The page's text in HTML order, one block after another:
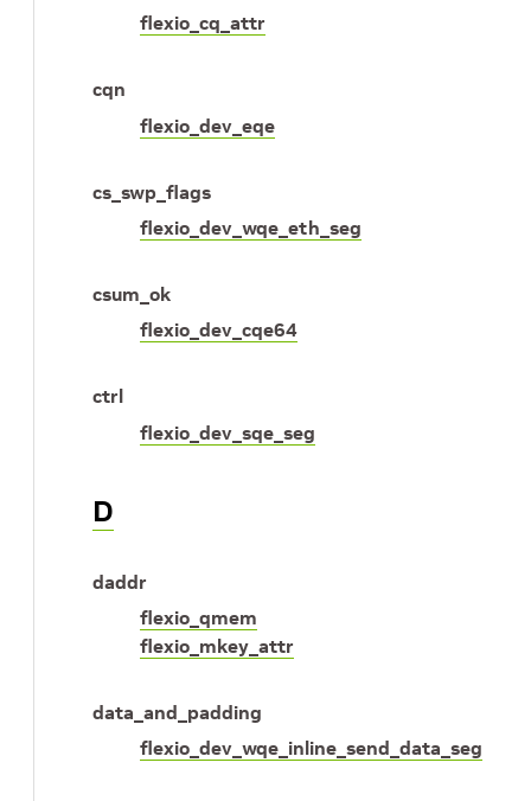
flexio_cq_attr
cqn
flexio_dev_eqe
cs_swp_flags
flexio_dev_wqe_eth_seg
csum_ok
flexio_dev_cqe64
ctrl
flexio_dev_sqe_seg
D
daddr
flexio_qmem
flexio_mkey_attr
data_and_padding
flexio_dev_wqe_inline_send_data_seg